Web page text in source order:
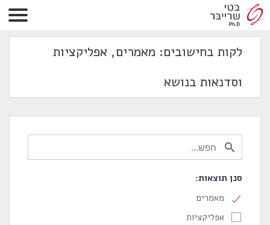
לקות בחישובים: מאמרים, אפליקציות
וסדנאות בנושא
סנן תוצאות:
מאמרים
אפליקציות